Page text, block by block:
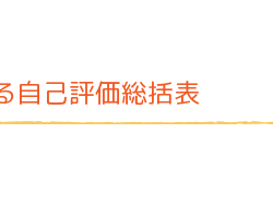
自己評価総括表